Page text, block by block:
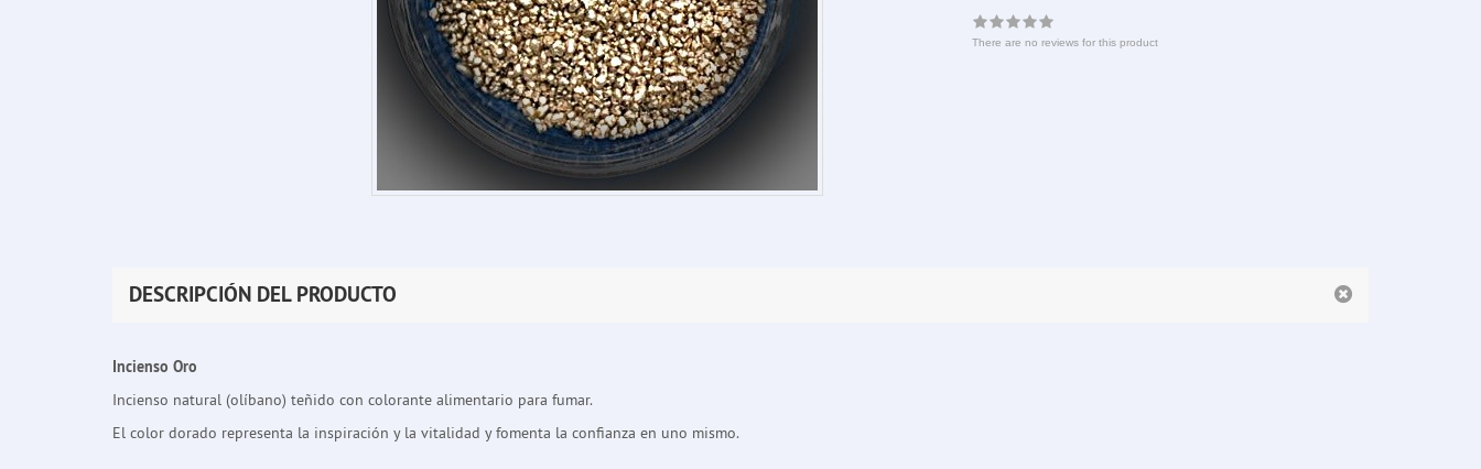
There are no reviews for this product
DESCRIPCIÓN DEL PRODUCTO
Incienso Oro
Incienso natural (olíbano) teñido con colorante alimentario para fumar.
El color dorado representa la inspiración y la vitalidad y fomenta la confianza en uno mismo.